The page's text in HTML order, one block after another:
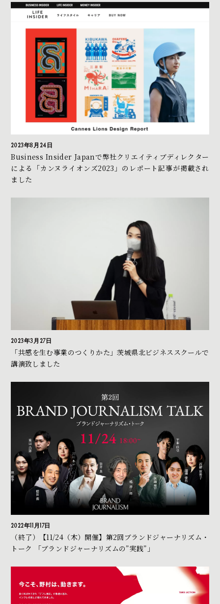
2023年8月24日
Business Insider Japanで弊社クリエイティブディレクター
による「カンヌライオンズ2023」のレポート記事が掲載され
ました
2023年3月27日
「共感を生む事業のつくりかた」茨城県北ビジネススクールで
講演致しました
2022年11月17日
（終了）【11/24（木）開催】第2回ブランドジャーナリズム・
トーク 「ブランドジャーナリズムの”実践”」